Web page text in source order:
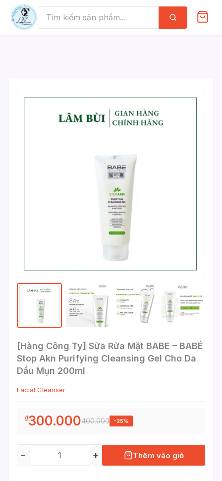
Skip
content
Tìm
kiếm
[Hàng Công Ty] Sữa Rửa Mặt BABE – BABÉ
Stop Akn Purifying Cleansing Gel Cho Da
Dầu Mụn 200ml
Facial Cleanser
₫300.000400.000 -25%
− + Thêm vào giỏ